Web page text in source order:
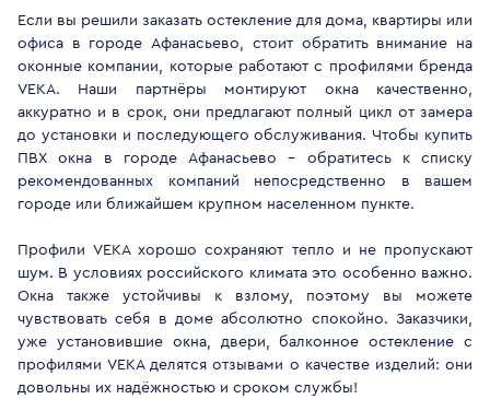
Если вы решили заказать остекление для дома, квартиры или
офиса в городе Афанасьево, стоит обратить внимание на
оконные компании, которые работают с профилями бренда
VEKA. Наши партнёры монтируют окна качественно,
аккуратно и в срок, они предлагают полный цикл от замера
до установки и последующего обслуживания. Чтобы купить
ПВХ окна в городе Афанасьево - обратитесь к списку
рекомендованных компаний непосредственно в вашем
городе или ближайшем крупном населенном пункте.
Профили VEKA хорошо сохраняют тепло и не пропускают
шум. В условиях российского климата это особенно важно.
Окна также устойчивы к взлому, поэтому вы можете
чувствовать себя в доме абсолютно спокойно. Заказчики,
уже установившие окна, двери, балконное остекление с
профилями VEKA делятся отзывами о качестве изделий: они
довольны их надёжностью и сроком службы!